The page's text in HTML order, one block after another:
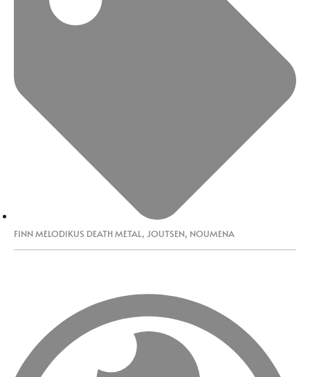
FINN MELODIKUS DEATH METAL, JOUTSEN, NOUMENA